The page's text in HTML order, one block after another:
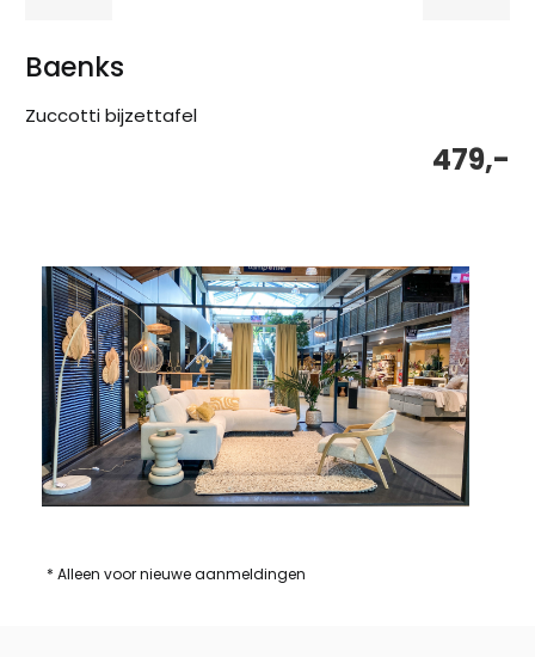
Baenks
Zuccotti bijzettafel
479,-
* Alleen voor nieuwe aanmeldingen